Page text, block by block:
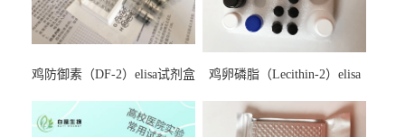
鸡防御素（DF-2）elisa试剂盒
鸡卵磷脂（Lecithin-2）elisa